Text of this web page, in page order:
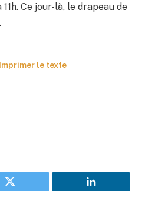
Ce jour-là, le drapeau de
Imprimer le texte
Twitter LinkedIn